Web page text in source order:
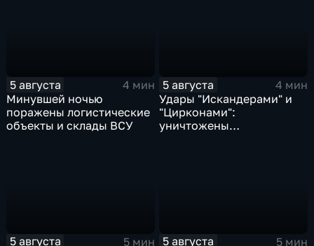
5 августа
4 мин
Минувшей ночью
поражены логистические
объекты и склады ВСУ
5 августа
4 мин
Удары "Искандерами" и
"Цирконами":
уничтожены
5 августа
5 мин
5 августа
5 мин